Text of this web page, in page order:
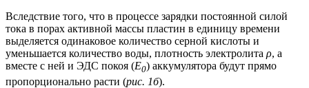
Вследствие того, что в процессе зарядки постоянной силой
тока в порах активной массы пластин в единицу времени
выделяется одинаковое количество серной кислоты и
уменьшается количество воды, плотность электролита ρ, а
вместе с ней и ЭДС покоя (Е0) аккумулятора будут прямо
пропорционально расти (рис. 1б).